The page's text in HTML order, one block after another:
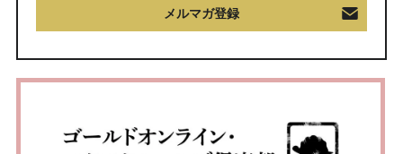
メルマガ登録